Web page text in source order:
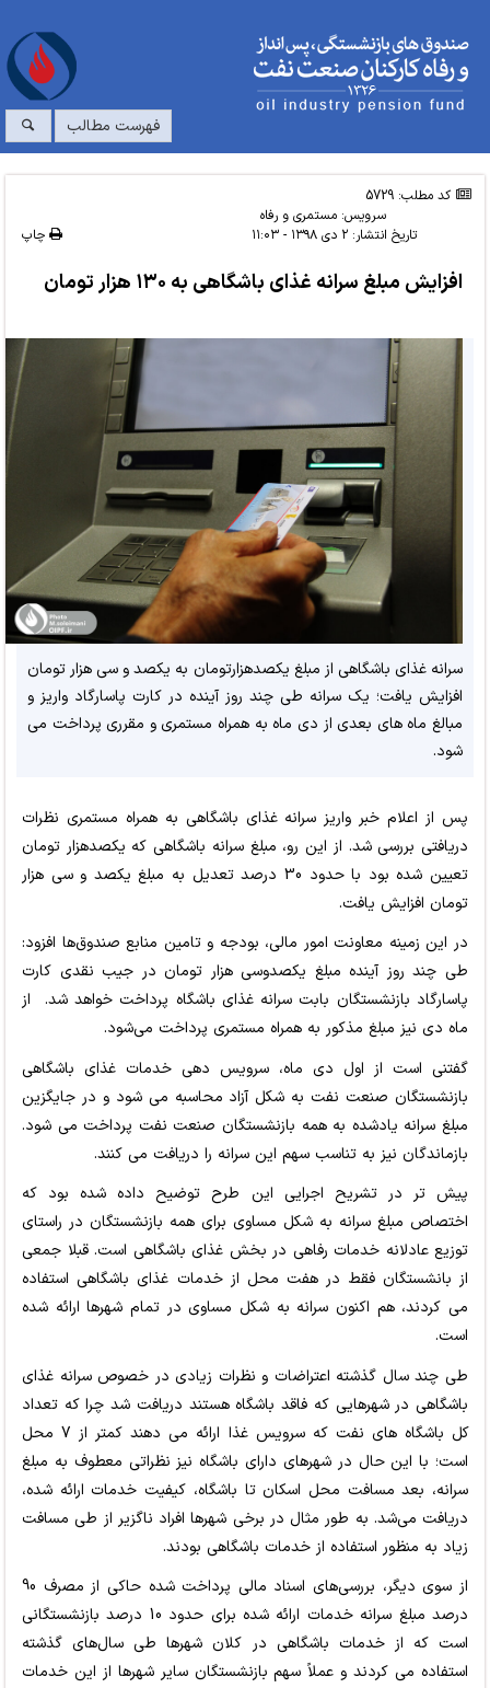
فهرست مطالب
کد مطلب: 5729
سرویس:مستمری و رفاه
تاریخ انتشار:۲ دی ۱۳۹۸ - ۱۱:۰۳ چاپ
افزایش مبلغ سرانه غذای باشگاهی به ۱۳۰ هزار تومان
سرانه غذای باشگاهی از مبلغ یکصدهزارتومان به یکصد و سی هزار تومان
افزایش یافت؛ یک سرانه طی چند روز آینده در کارت پاسارگاد واریز و
مبالغ ماه های بعدی از دی ماه به همراه مستمری و مقرری پرداخت می
شود.
پس از اعلام خبر واریز سرانه غذای باشگاهی به همراه مستمری نظرات
دریافتی بررسی شد. از این رو، مبلغ سرانه باشگاهی که یکصدهزار تومان
تعیین شده بود با حدود 30 درصد تعدیل به مبلغ یکصد و سی هزار
تومان افزایش یافت.
در این زمینه معاونت امور مالی، بودجه و تامین منابع صندوق‌‌ها افزود:
طی چند روز آینده مبلغ یکصدوسی هزار تومان در جیب نقدی کارت
پاسارگاد بازنشستگان بابت سرانه غذای باشگاه پرداخت خواهد شد. از
ماه دی نیز مبلغ مذکور به همراه مستمری پرداخت می‌شود.
گفتنی است از اول دی ماه، سرویس دهی خدمات غذای باشگاهی
بازنشستگان صنعت نفت به شکل آزاد محاسبه می شود و در جایگزین
مبلغ سرانه یادشده به همه بازنشستگان صنعت نفت پرداخت می شود.
بازماندگان نیز به تناسب سهم این سرانه را دریافت می کنند.
پیش تر در تشریح اجرایی این طرح توضیح داده شده بود که
اختصاص مبلغ سرانه به شکل مساوی برای همه بازنشستگان در راستای
توزیع عادلانه خدمات رفاهی در بخش غذای باشگاهی است. قبلا جمعی
از بانشستگان فقط در هفت محل از خدمات غذای باشگاهی استفاده
می کردند، هم اکنون سرانه به شکل مساوی در تمام شهرها ارائه شده
است.
طی چند سال گذشته اعتراضات و نظرات زیادی در خصوص سرانه غذای
باشگاهی در شهرهایی که فاقد باشگاه هستند دریافت شد چرا که تعداد
کل باشگاه های نفت که سرویس غذا ارائه می دهند کمتر از 7 محل
است؛ با این حال در شهرهای دارای باشگاه نیز نظراتی معطوف به مبلغ
سرانه، بعد مسافت محل اسکان تا باشگاه، کیفیت خدمات ارائه شده،
دریافت می‌شد. به طور مثال در برخی شهرها افراد ناگزیر از طی مسافت
زیاد به منظور استفاده از خدمات باشگاهی بودند.
از سوی دیگر، بررسی‌های اسناد مالی پرداخت شده حاکی از مصرف 90
درصد مبلغ سرانه خدمات ارائه شده برای حدود 10 درصد بازنشستگانی
است که از خدمات باشگاهی در کلان شهرها طی سال‌های گذشته
استفاده می کردند و عملاً سهم بازنشستگان سایر شهرها از این خدمات